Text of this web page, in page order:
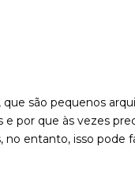
são pequenos
por que às vezes
entanto, isso pode